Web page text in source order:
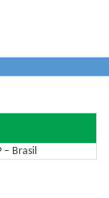
– Brasil